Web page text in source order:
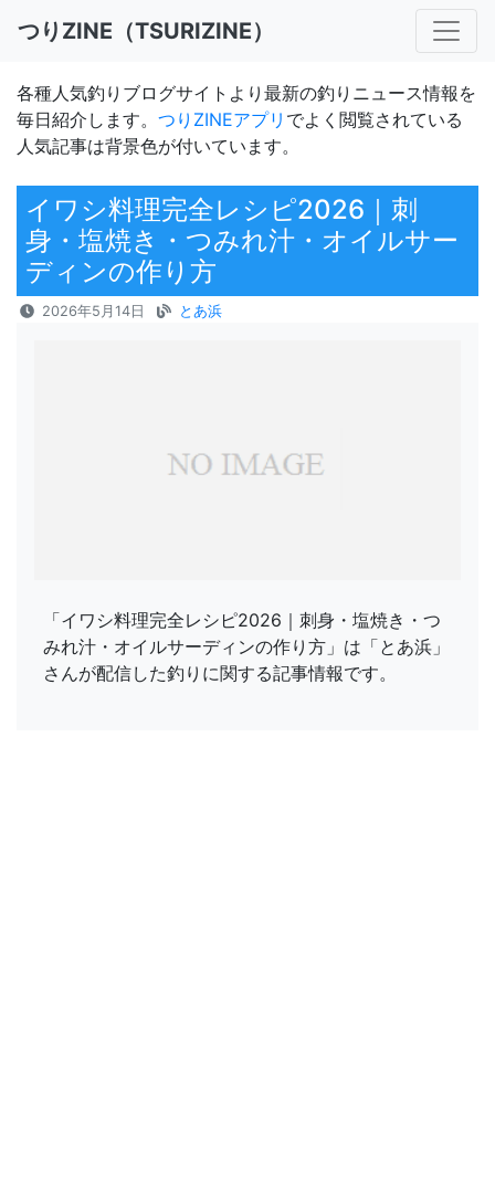
つりZINE（TSURIZINE）
各種人気釣りブログサイトより最新の釣りニュース情報を
毎日紹介します。 つりZINEアプリ でよく閲覧されている
人気記事は背景色が付いています。
イワシ料理完全レシピ2026｜刺
身・塩焼き・つみれ汁・オイルサー
ディンの作り方
2026年5月14日 とあ浜
「イワシ料理完全レシピ2026｜刺身・塩焼き・つ
みれ汁・オイルサーディンの作り方」は「とあ浜」
さんが配信した釣りに関する記事情報です。